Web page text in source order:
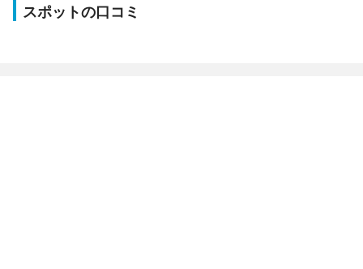
スポットの口コミ